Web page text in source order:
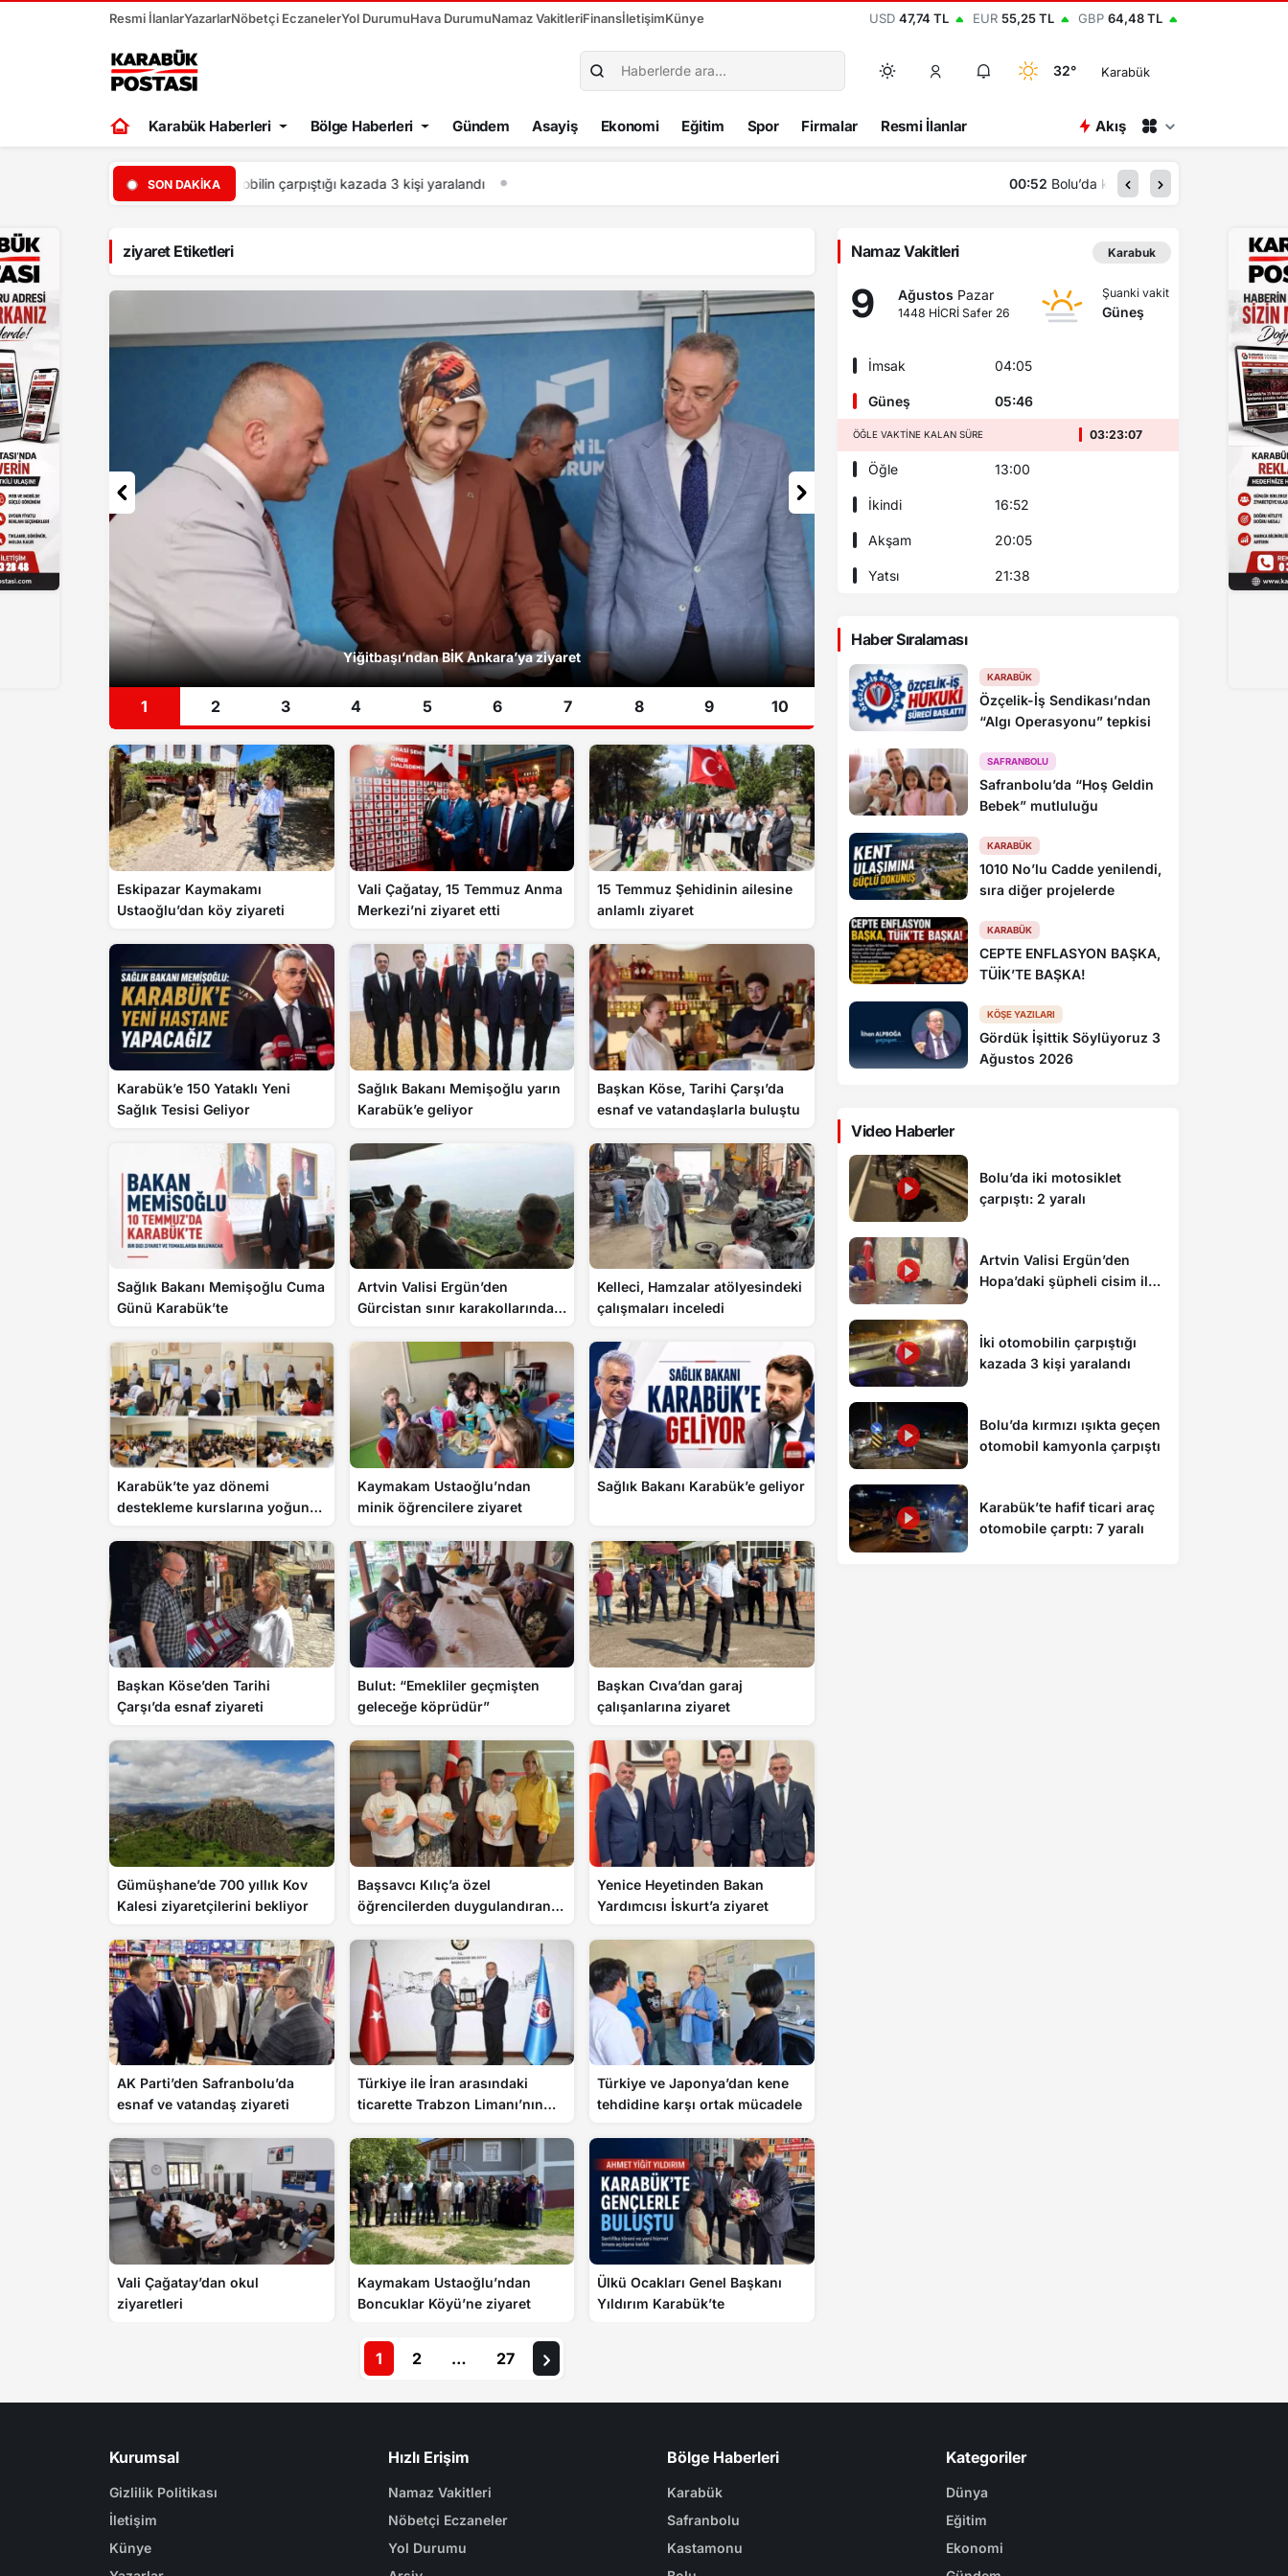
Resmi İlanlarYazarlarNöbetçi EczanelerYol DurumuHava DurumuNamaz VakitleriFinansİletişimKünye USD 47,74 TL EUR 55,25 TL GBP 64,48 TL
32° Karabük
Karabük Haberleri Bölge Haberleri Gündem Asayiş Ekonomi Eğitim Spor Firmalar Resmi İlanlar Akış
SON DAKIKA 00:52 Bolu’da kırmızı ışıkta geçen otomobil kamyonla çarpıştı 00:45 Karabük’te hafif
ziyaret Etiketleri
Sis denizi Gümüşhane’de doğaseverleri kendine hayran bırakıyor
1 2 3 4 5 6 7 8 9 10
Eskipazar Kaymakamı
Ustaoğlu’dan köy ziyareti
Vali Çağatay, 15 Temmuz Anma
Merkezi’ni ziyaret etti
15 Temmuz Şehidinin ailesine
anlamlı ziyaret
Karabük’e 150 Yataklı Yeni
Sağlık Tesisi Geliyor
Sağlık Bakanı Memişoğlu yarın
Karabük’e geliyor
Başkan Köse, Tarihi Çarşı’da
esnaf ve vatandaşlarla buluştu
Sağlık Bakanı Memişoğlu Cuma
Günü Karabük’te
Artvin Valisi Ergün’den
Gürcistan sınır karakollarında
Kelleci, Hamzalar atölyesindeki
çalışmaları inceledi
Karabük’te yaz dönemi
destekleme kurslarına yoğun
Kaymakam Ustaoğlu’ndan
minik öğrencilere ziyaret
Sağlık Bakanı Karabük’e geliyor
Başkan Köse’den Tarihi
Çarşı’da esnaf ziyareti
Bulut: “Emekliler geçmişten
geleceğe köprüdür”
Başkan Cıva’dan garaj
çalışanlarına ziyaret
Gümüşhane’de 700 yıllık Kov
Kalesi ziyaretçilerini bekliyor
Başsavcı Kılıç’a özel
öğrencilerden duygulandıran
Yenice Heyetinden Bakan
Yardımcısı İskurt’a ziyaret
AK Parti’den Safranbolu’da
esnaf ve vatandaş ziyareti
Türkiye ile İran arasındaki
ticarette Trabzon Limanı’nın
Türkiye ve Japonya’dan kene
tehdidine karşı ortak mücadele
Vali Çağatay’dan okul
ziyaretleri
Kaymakam Ustaoğlu’ndan
Boncuklar Köyü’ne ziyaret
Ülkü Ocakları Genel Başkanı
Yıldırım Karabük’te
1 2 … 27
Namaz Vakitleri Karabuk
9 Ağustos Pazar
1448 HİCRİ Safer 26
Şuanki vakit
Güneş
İmsak 04:05
Güneş 05:46
ÖĞLE VAKTINE KALAN SÜRE 03:23:06
Öğle 13:00
İkindi 16:52
Akşam 20:05
Yatsı 21:38
Haber Sıralaması
KARABÜK
Özçelik-İş Sendikası’ndan
“Algı Operasyonu” tepkisi
SAFRANBOLU
Safranbolu’da “Hoş Geldin
Bebek” mutluluğu
KARABÜK
1010 No’lu Cadde yenilendi,
sıra diğer projelerde
KARABÜK
CEPTE ENFLASYON BAŞKA,
TÜİK’TE BAŞKA!
KÖŞE YAZILARI
Gördük İşittik Söylüyoruz 3
Ağustos 2026
Video Haberler
Bolu’da iki motosiklet
çarpıştı: 2 yaralı
Artvin Valisi Ergün’den
Hopa’daki şüpheli cisim ile
yeniden trafiğe açıldı”
İki otomobilin çarpıştığı
kazada 3 kişi yaralandı
Bolu’da kırmızı ışıkta geçen
otomobil kamyonla çarpıştı
Karabük’te hafif ticari araç
otomobile çarptı: 7 yaralı
Kurumsal
Gizlilik Politikası
İletişim
Künye
Hızlı Erişim
Namaz Vakitleri
Nöbetçi Eczaneler
Yol Durumu
Bölge Haberleri
Karabük
Safranbolu
Kastamonu
Kategoriler
Dünya
Eğitim
Ekonomi